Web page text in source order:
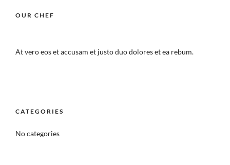
OUR CHEF
At vero eos et accusam et justo duo dolores et ea rebum.
CATEGORIES
No categories